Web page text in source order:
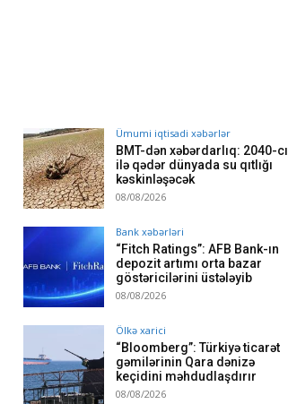
Ümumi iqtisadi xəbərlər
BMT-dən xəbərdarlıq: 2040-cı
ilə qədər dünyada su qıtlığı
kəskinləşəcək
08/08/2026
Bank xəbərləri
“Fitch Ratings”: AFB Bank-ın
depozit artımı orta bazar
göstəricilərini üstələyib
08/08/2026
Ölkə xarici
“Bloomberg”: Türkiyə ticarət
gəmilərinin Qara dənizə
keçidini məhdudlaşdırır
08/08/2026